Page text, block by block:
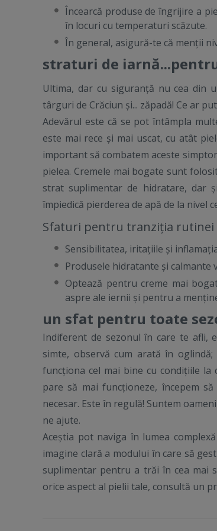
Încearcă produse de îngrijire a
în locuri cu temperaturi scăzute.
În general, asigură-te că menții
straturi de
Ultima, dar cu siguranță nu cea din
târguri de Crăciun și... zăpadă! Ce ar
Adevărul este că se pot întâmpla
este mai rece și mai uscat, cu atât
important să combatem aceste
pielea. Cremele mai bogate sunt
strat suplimentar de hidratare, dar
împiedică pierderea de apă de la nivel
Sfaturi pentru tranziția rutinei
Sensibilitatea, iritațiile și
Produsele hidratante și calmante
Optează pentru creme mai
aspre ale iernii și pentru a
un sfat pentru toate
Indiferent de sezonul în care te afli,
simte, observă cum arată în
funcționa cel mai bine cu condițiile la
pare să mai funcționeze, începem
necesar. Este în regulă! Suntem
ne ajute.
Aceștia pot naviga în lumea
imagine clară a modului în care să
suplimentar pentru a trăi în cea mai
orice aspect al pielii tale, consultă un